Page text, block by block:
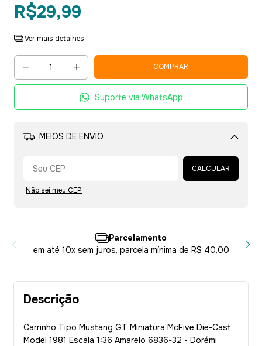
R$29,99
Ver mais detalhes
Suporte via WhatsApp
MEIOS DE ENVIO
Alterar CEP
CALCULAR
Não sei meu CEP
Parcelamento
em até 10x sem juros, parcela mínima de R$ 40,00
Descrição
Carrinho Tipo Mustang GT Miniatura McFive Die-Cast
Model 1981 Escala 1:36 Amarelo 6836-32 - Dorémi